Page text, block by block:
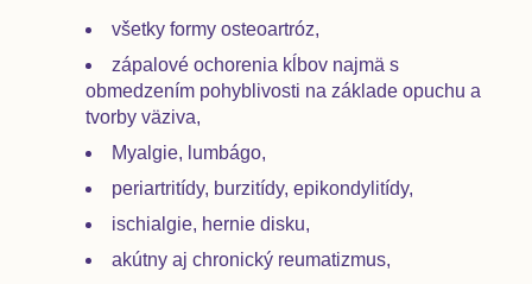
všetky formy osteoartróz,
zápalové ochorenia kĺbov najmä s
obmedzením pohyblivosti na základe opuchu a
tvorby väziva,
Myalgie, lumbágo,
periartritídy, burzitídy, epikondylitídy,
ischialgie, hernie disku,
akútny aj chronický reumatizmus,